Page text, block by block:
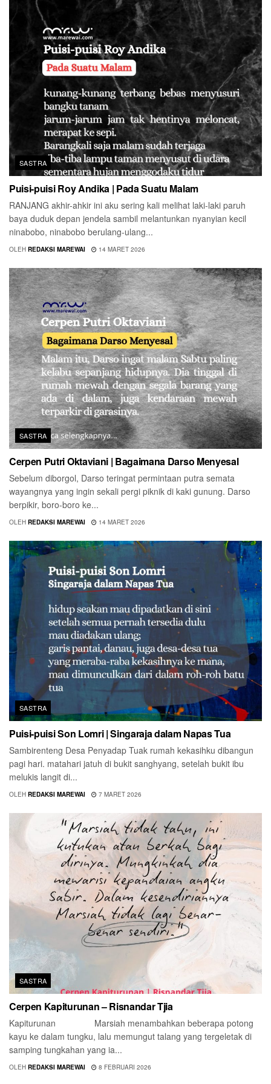
SASTRA
Puisi-puisi Roy Andika | Pada Suatu Malam
RANJANG akhir-ahkir ini aku sering kali melihat laki-laki paruh
baya duduk depan jendela sambil melantunkan nyanyian kecil
ninabobo, ninabobo berulang-ulang...
OLEH REDAKSI MAREWAI 14 MARET 2026
SASTRA
Cerpen Putri Oktaviani | Bagaimana Darso Menyesal
Sebelum diborgol, Darso teringat permintaan putra semata
wayangnya yang ingin sekali pergi piknik di kaki gunung. Darso
berpikir, boro-boro ke...
OLEH REDAKSI MAREWAI 14 MARET 2026
SASTRA
Puisi-puisi Son Lomri | Singaraja dalam Napas Tua
Sambirenteng Desa Penyadap Tuak rumah kekasihku dibangun
pagi hari. matahari jatuh di bukit sanghyang, setelah bukit ibu
melukis langit di...
OLEH REDAKSI MAREWAI 7 MARET 2026
SASTRA
Cerpen Kapiturunan – Risnandar Tjia
Kapiturunan Marsiah menambahkan beberapa potong
kayu ke dalam tungku, lalu memungut talang yang tergeletak di
samping tungkahan yang ia...
OLEH REDAKSI MAREWAI 8 FEBRUARI 2026